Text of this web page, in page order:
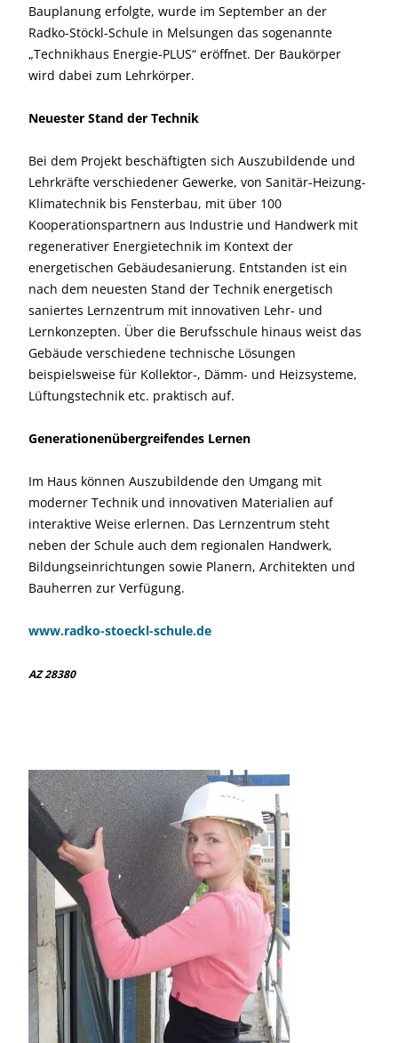
Bauplanung erfolgte, wurde im September an der
Radko-Stöckl-Schule in Melsungen das sogenannte
„Technikhaus Energie-PLUS“ eröffnet. Der Baukörper
wird dabei zum Lehrkörper.
Neuester Stand der Technik
Bei dem Projekt beschäftigten sich Auszubildende und
Lehrkräfte verschiedener Gewerke, von Sanitär-Heizung-
Klimatechnik bis Fensterbau, mit über 100
Kooperationspartnern aus Industrie und Handwerk mit
regenerativer Energietechnik im Kontext der
energetischen Gebäudesanierung. Entstanden ist ein
nach dem neuesten Stand der Technik energetisch
saniertes Lernzentrum mit innovativen Lehr- und
Lernkonzepten. Über die Berufsschule hinaus weist das
Gebäude verschiedene technische Lösungen
beispielsweise für Kollektor-, Dämm- und Heizsysteme,
Lüftungstechnik etc. praktisch auf.
Generationenübergreifendes Lernen
Im Haus können Auszubildende den Umgang mit
moderner Technik und innovativen Materialien auf
interaktive Weise erlernen. Das Lernzentrum steht
neben der Schule auch dem regionalen Handwerk,
Bildungseinrichtungen sowie Planern, Architekten und
Bauherren zur Verfügung.
www.radko-stoeckl-schule.de
AZ 28380